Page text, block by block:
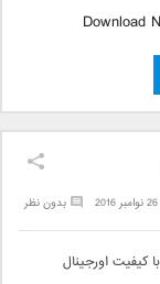
Download
بدون نظر 26 نوامبر 2016
با کیفیت اورجینال